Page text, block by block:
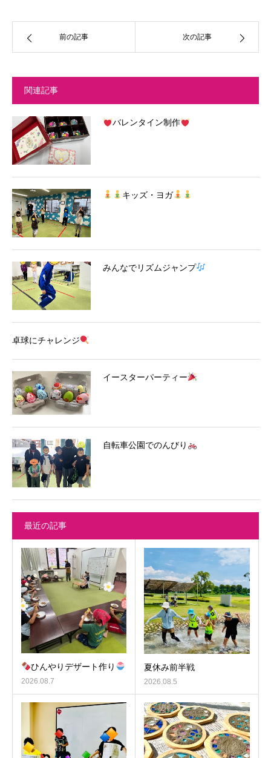
前の記事 次の記事
関連記事
バレンタイン制作
キッズ・ヨガ
みんなでリズムジャンプ
卓球にチャレンジ
イースターパーティー
自転車公園でのんびり
最近の記事
ひんやりデザート作り
2026.08.7
夏休み前半戦
2026.08.5